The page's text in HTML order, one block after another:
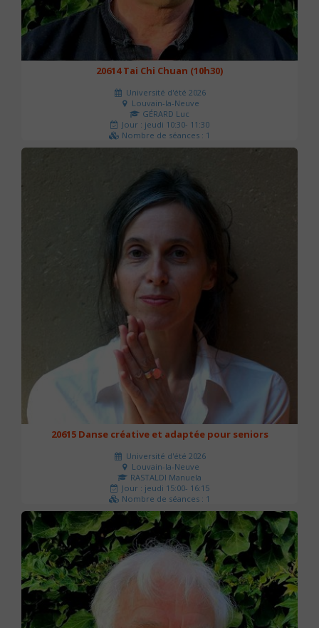
20614 Tai Chi Chuan (10h30)
Université d'été 2026
Louvain-la-Neuve
GÉRARD Luc
Jour : jeudi 10:30- 11:30
Nombre de séances : 1
0 €
20615 Danse créative et adaptée pour seniors
Université d'été 2026
Louvain-la-Neuve
RASTALDI Manuela
Jour : jeudi 15:00- 16:15
Nombre de séances : 1
0 €